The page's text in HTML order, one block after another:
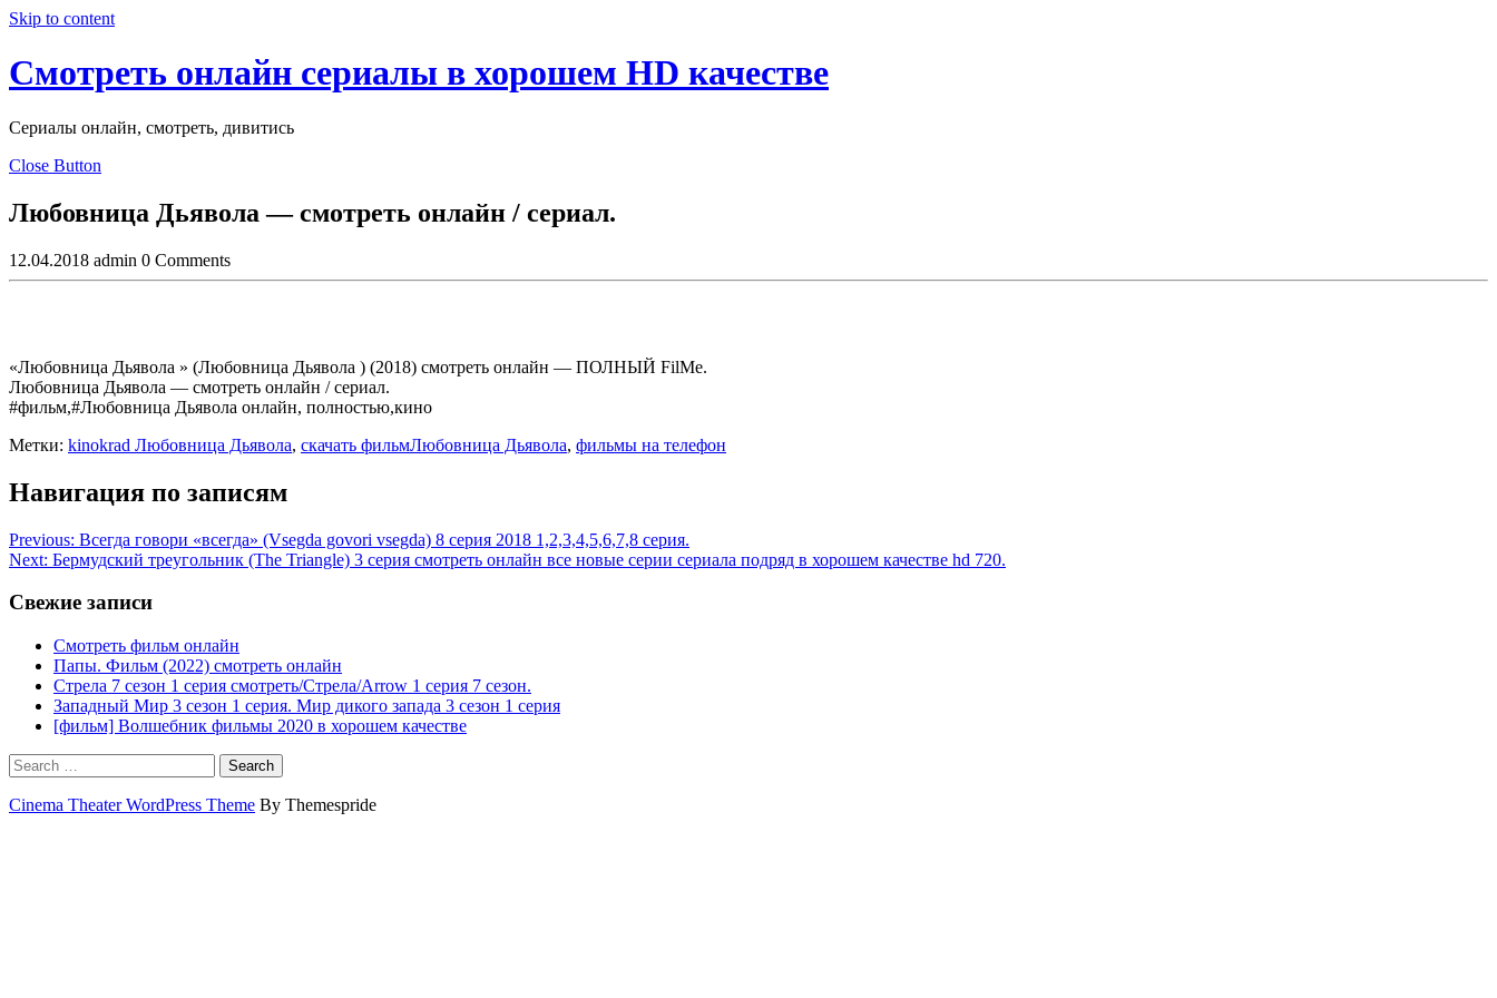
Skip to content
Смотреть онлайн сериалы в хорошем HD качестве
Сериалы онлайн, смотреть, дивитись
Close Button
Любовница Дьявола — смотреть онлайн / сериал.
12.04.2018 admin 0 Comments
«Любовница Дьявола » (Любовница Дьявола ) (2018) смотреть онлайн — ПОЛНЫЙ FilMe.
Любовница Дьявола — смотреть онлайн / сериал.
#фильм,#Любовница Дьявола онлайн, полностью,кино
Метки: kinokrad Любовница Дьявола, скачать фильмЛюбовница Дьявола, фильмы на телефон
Навигация по записям
Previous: Всегда говори «всегда» (Vsegda govori vsegda) 8 серия 2018 1,2,3,4,5,6,7,8 серия.
Next: Бермудский треугольник (The Triangle) 3 серия смотреть онлайн все новые серии сериала подряд в хорошем качестве hd 720.
Свежие записи
Смотреть фильм онлайн
Папы. Фильм (2022) смотреть онлайн
Стрела 7 сезон 1 серия смотреть/Стрела/Arrow 1 серия 7 сезон.
Западный Мир 3 сезон 1 серия. Мир дикого запада 3 сезон 1 серия
[фильм] Волшебник фильмы 2020 в хорошем качестве
Search
Cinema Theater WordPress Theme By Themespride